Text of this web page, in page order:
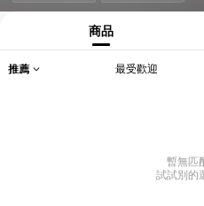
商品
推薦 最受歡迎
暫無匹
試試別的